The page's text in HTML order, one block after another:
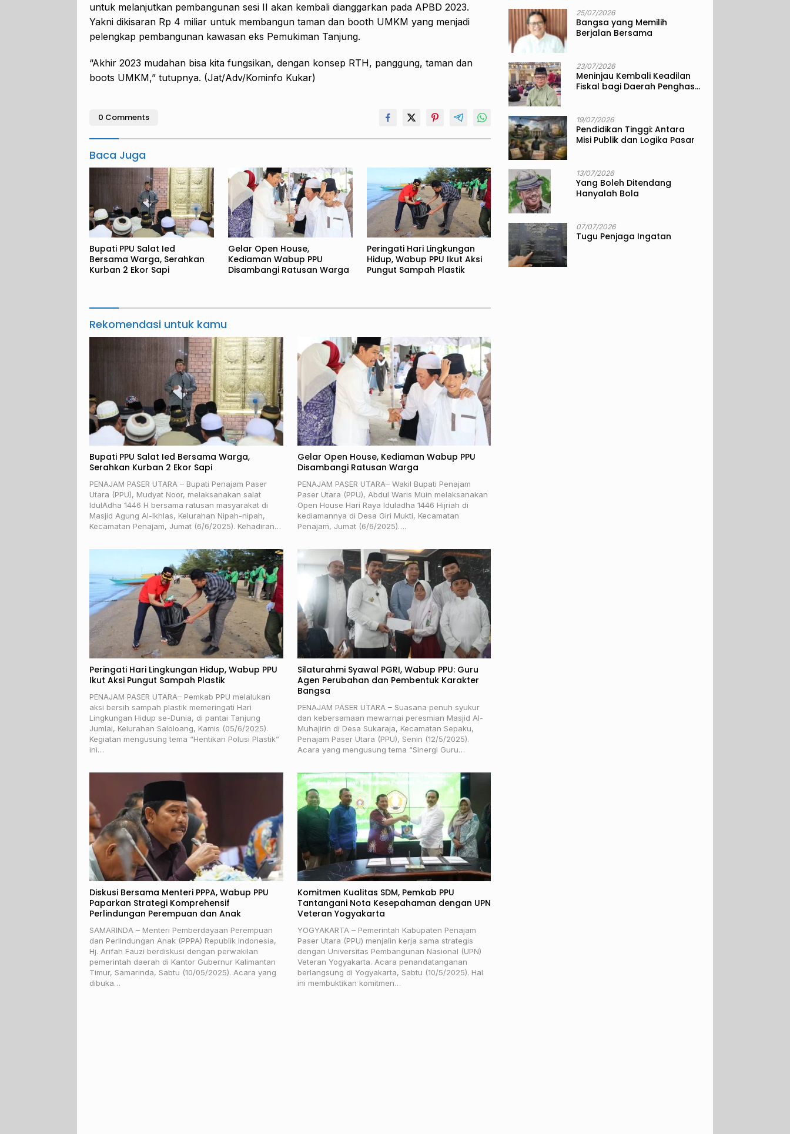
untuk melanjutkan pembangunan sesi II akan kembali dianggarkan pada APBD 2023.
Yakni dikisaran Rp 4 miliar untuk membangun taman dan booth UMKM yang menjadi
pelengkap pembangunan kawasan eks Pemukiman Tanjung.
“Akhir 2023 mudahan bisa kita fungsikan, dengan konsep RTH, panggung, taman dan
boots UMKM,” tutupnya. (Jat/Adv/Kominfo Kukar)
0 Comments
Baca Juga
Bupati PPU Salat Ied
Bersama Warga, Serahkan
Kurban 2 Ekor Sapi
Gelar Open House,
Kediaman Wabup PPU
Disambangi Ratusan Warga
Peringati Hari Lingkungan
Hidup, Wabup PPU Ikut Aksi
Pungut Sampah Plastik
Rekomendasi untuk kamu
Bupati PPU Salat Ied Bersama Warga,
Serahkan Kurban 2 Ekor Sapi
PENAJAM PASER UTARA – Bupati Penajam Paser
Utara (PPU), Mudyat Noor, melaksanakan salat
IdulAdha 1446 H bersama ratusan masyarakat di
Masjid Agung Al-Ikhlas, Kelurahan Nipah-nipah,
Kecamatan Penajam, Jumat (6/6/2025). Kehadiran…
Gelar Open House, Kediaman Wabup PPU
Disambangi Ratusan Warga
PENAJAM PASER UTARA– Wakil Bupati Penajam
Paser Utara (PPU), Abdul Waris Muin melaksanakan
Open House Hari Raya Iduladha 1446 Hijriah di
kediamannya di Desa Giri Mukti, Kecamatan
Penajam, Jumat (6/6/2025)….
Peringati Hari Lingkungan Hidup, Wabup PPU
Ikut Aksi Pungut Sampah Plastik
PENAJAM PASER UTARA– Pemkab PPU melalukan
aksi bersih sampah plastik memeringati Hari
Lingkungan Hidup se-Dunia, di pantai Tanjung
Jumlai, Kelurahan Saloloang, Kamis (05/6/2025).
Kegiatan mengusung tema “Hentikan Polusi Plastik”
ini…
Silaturahmi Syawal PGRI, Wabup PPU: Guru
Agen Perubahan dan Pembentuk Karakter
Bangsa
PENAJAM PASER UTARA – Suasana penuh syukur
dan kebersamaan mewarnai peresmian Masjid Al-
Muhajirin di Desa Sukaraja, Kecamatan Sepaku,
Penajam Paser Utara (PPU), Senin (12/5/2025).
Acara yang mengusung tema “Sinergi Guru…
Diskusi Bersama Menteri PPPA, Wabup PPU
Paparkan Strategi Komprehensif
Perlindungan Perempuan dan Anak
SAMARINDA – Menteri Pemberdayaan Perempuan
dan Perlindungan Anak (PPPA) Republik Indonesia,
Hj. Arifah Fauzi berdiskusi dengan perwakilan
pemerintah daerah di Kantor Gubernur Kalimantan
Timur, Samarinda, Sabtu (10/05/2025). Acara yang
dibuka…
Komitmen Kualitas SDM, Pemkab PPU
Tantangani Nota Kesepahaman dengan UPN
Veteran Yogyakarta
YOGYAKARTA – Pemerintah Kabupaten Penajam
Paser Utara (PPU) menjalin kerja sama strategis
dengan Universitas Pembangunan Nasional (UPN)
Veteran Yogyakarta. Acara penandatanganan
berlangsung di Yogyakarta, Sabtu (10/5/2025). Hal
ini membuktikan komitmen…
25/07/2026
Bangsa yang Memilih
Berjalan Bersama
23/07/2026
Meninjau Kembali Keadilan
Fiskal bagi Daerah Penghasil
19/07/2026
Pendidikan Tinggi: Antara
Misi Publik dan Logika Pasar
13/07/2026
Yang Boleh Ditendang
Hanyalah Bola
07/07/2026
Tugu Penjaga Ingatan